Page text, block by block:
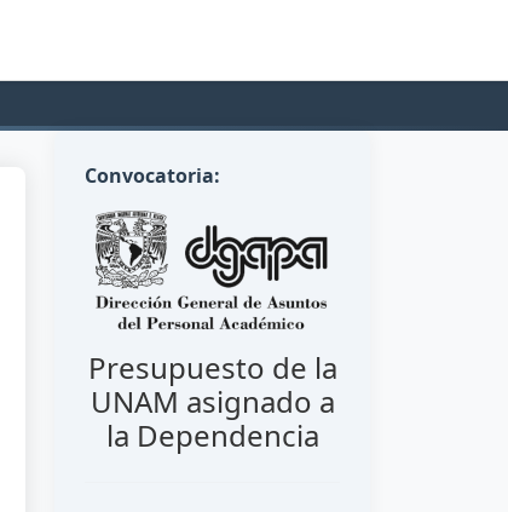
Convocatoria:
Presupuesto de la
UNAM asignado a
la Dependencia